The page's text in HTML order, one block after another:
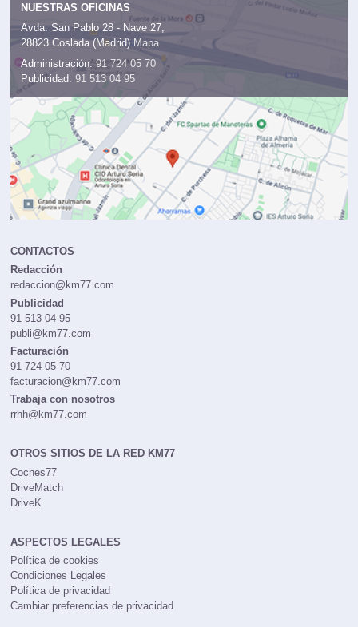
NUESTRAS OFICINAS
Avda. San Pablo 28 - Nave 27,
28823 Coslada (Madrid) Mapa
Administración: 91 724 05 70
Publicidad: 91 513 04 95
CONTACTOS
Redacción
redaccion@km77.com
Publicidad
91 513 04 95
publi@km77.com
Facturación
91 724 05 70
facturacion@km77.com
Trabaja con nosotros
rrhh@km77.com
OTROS SITIOS DE LA RED KM77
Coches77
DriveMatch
DriveK
ASPECTOS LEGALES
Política de cookies
Condiciones Legales
Política de privacidad
Cambiar preferencias de privacidad